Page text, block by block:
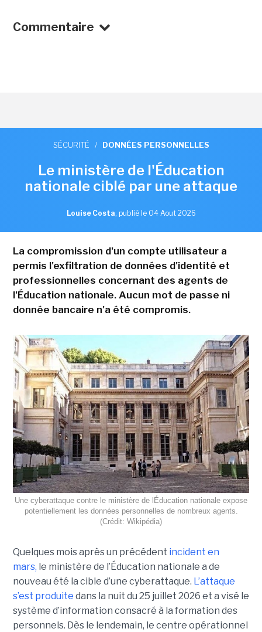
Commentaire
SÉCURITÉ / DONNÉES PERSONNELLES
Le ministère de l'Éducation
nationale ciblé par une attaque
Louise Costa, publié le 04 Aout 2026
La compromission d'un compte utilisateur a
permis l'exfiltration de données d'identité et
professionnelles concernant des agents de
l'Éducation nationale. Aucun mot de passe ni
donnée bancaire n'a été compromis.
Une cyberattaque contre le ministère de lÉducation nationale expose
potentiellement les données personnelles de nombreux agents.
(Crédit: Wikipédia)
Quelques mois après un précédent incident en
mars, le ministère de l’Éducation nationale a de
nouveau été la cible d’une cyberattaque. L’attaque
s’est produite dans la nuit du 25 juillet 2026 et a visé le
système d’information consacré à la formation des
personnels. Dès le lendemain, le centre opérationnel